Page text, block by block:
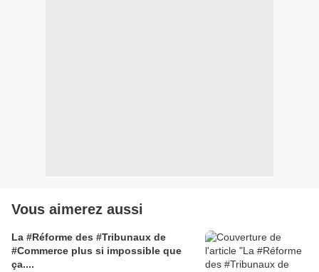
Vous aimerez aussi
La #Réforme des #Tribunaux de
#Commerce plus si impossible que
ça....